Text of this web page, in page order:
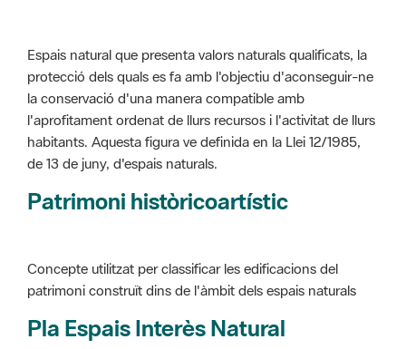
l'aprofitament ordenat de llurs recursos i l'activitat de llurs
habitants. Aquesta figura ve definida en la Llei 12/1985,
de 13 de juny, d'espais naturals.
Patrimoni històricoartístic
Concepte utilitzat per classificar les edificacions del
Pla Espais Interès Natural
És un pla territorial sectorial que delimita un conjunt